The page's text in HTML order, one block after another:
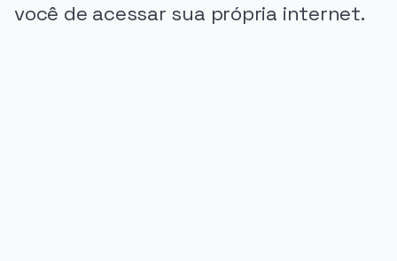
você de acessar sua própria internet.